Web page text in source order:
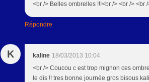
<br /> Belles ombrelles !!!<br /> <br />
Répondre
K kaline 18/03/2013 10:04
<br /> Coucou c est trop mignon ces
le dis !! tres bonne journée gros bisous